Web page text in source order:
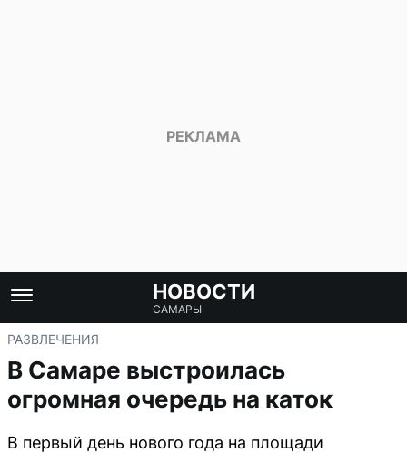
НОВОСТИ
САМАРЫ
РАЗВЛЕЧЕНИЯ
В Самаре выстроилась
огромная очередь на каток
В первый день нового года на площади